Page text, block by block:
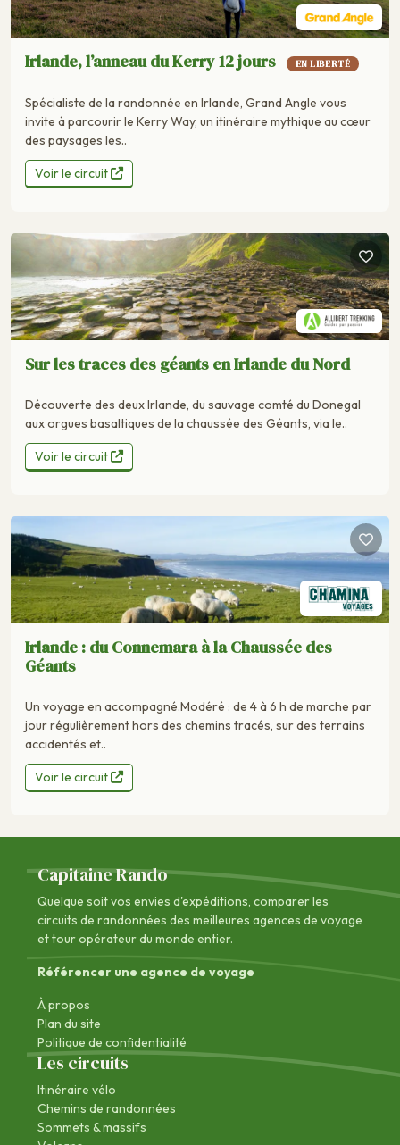
Irlande, l’anneau du Kerry 12 jours EN LIBERTÉ
Spécialiste de la randonnée en Irlande, Grand Angle vous
invite à parcourir le Kerry Way, un itinéraire mythique au cœur
des paysages les..
Voir le circuit
Sur les traces des géants en Irlande du Nord
Découverte des deux Irlande, du sauvage comté du Donegal
aux orgues basaltiques de la chaussée des Géants, via le..
Voir le circuit
Irlande : du Connemara à la Chaussée des
Géants
Un voyage en accompagné.Modéré : de 4 à 6 h de marche par
jour régulièrement hors des chemins tracés, sur des terrains
accidentés et..
Voir le circuit
Capitaine Rando
Quelque soit vos envies d'expéditions, comparer les
circuits de randonnées des meilleures agences de voyage
et tour opérateur du monde entier.
Référencer une agence de voyage
À propos
Plan du site
Politique de confidentialité
Les circuits
Itinéraire vélo
Chemins de randonnées
Sommets & massifs